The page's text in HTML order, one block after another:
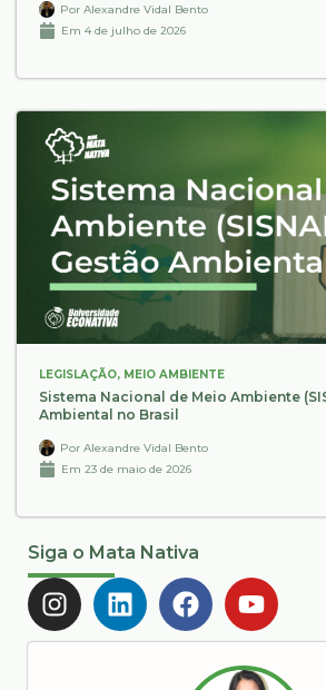
Por Alexandre Vidal Bento
Em 4 de julho de 2026
LEGISLAÇÃO, MEIO AMBIENTE
Sistema Nacional de Meio Ambiente
Ambiental no Brasil
Por Alexandre Vidal Bento
Em 23 de maio de 2026
Siga o Mata Nativa